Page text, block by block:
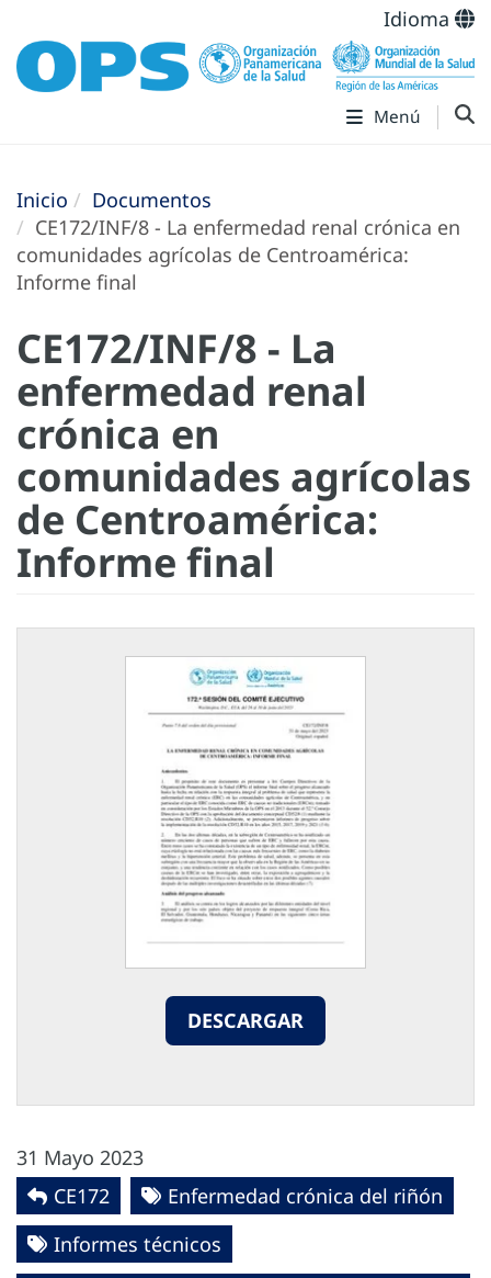
Idioma
Menú
Inicio
Documentos
CE172/INF/8 - La enfermedad renal crónica en
comunidades agrícolas de Centroamérica:
Informe final
CE172/INF/8 - La
enfermedad renal
crónica en
comunidades agrícolas
de Centroamérica:
Informe final
DESCARGAR
31 Mayo 2023
CE172
Enfermedad crónica del riñón
Informes técnicos